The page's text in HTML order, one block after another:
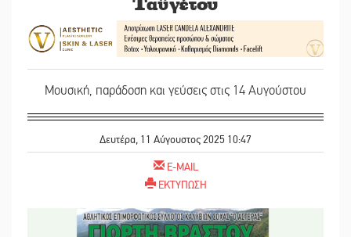
Μουσική, παράδοση και γεύσεις στις 14 Αυγούστου
Δευτέρα, 11 Αύγουστος 2025 10:47
E-MAIL
ΕΚΤΥΠΩΣΗ